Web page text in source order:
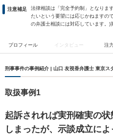
注意補足
法律相談は「完全予約制」となりま
たいという要望には応じかねますの
の弁護士相談には対応しています。)
プロフィール インタビュー 注
刑事事件の事例紹介 | 山口 友視香弁護士 東京ス
取扱事例1
起訴されれば実刑確実の
しまったが、示談成立に